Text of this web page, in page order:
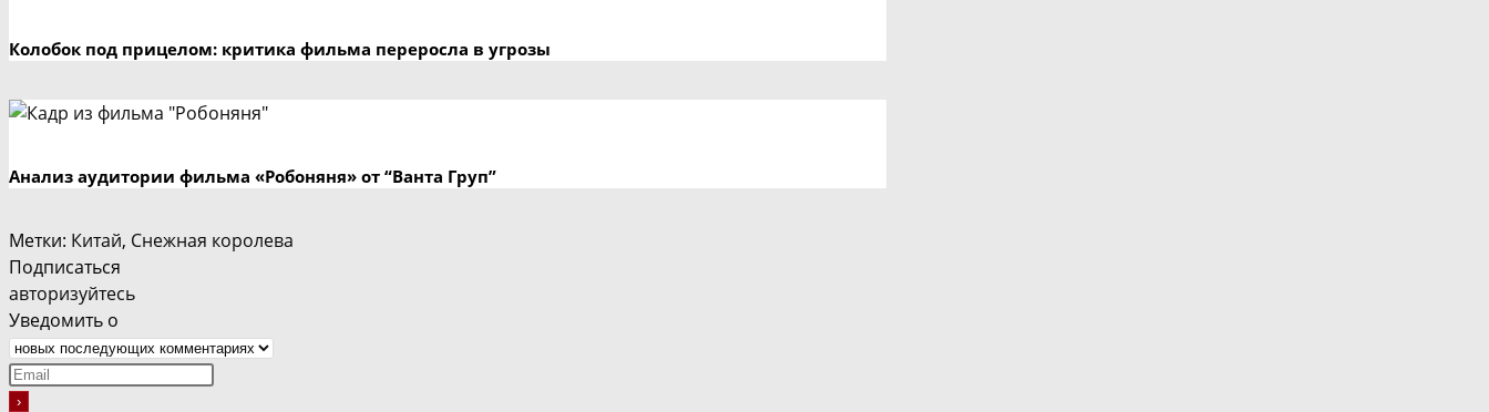
Колобок под прицелом: критика фильма переросла в угрозы
Анализ аудитории фильма «Робоняня» от “Ванта Груп”
Метки: Китай, Снежная королева
Подписаться
авторизуйтесь
Уведомить о